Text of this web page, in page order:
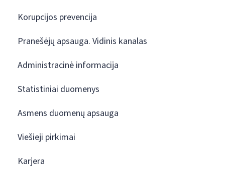
Korupcijos prevencija
Pranešėjų apsauga. Vidinis kanalas
Administracinė informacija
Statistiniai duomenys
Asmens duomenų apsauga
Viešieji pirkimai
Karjera